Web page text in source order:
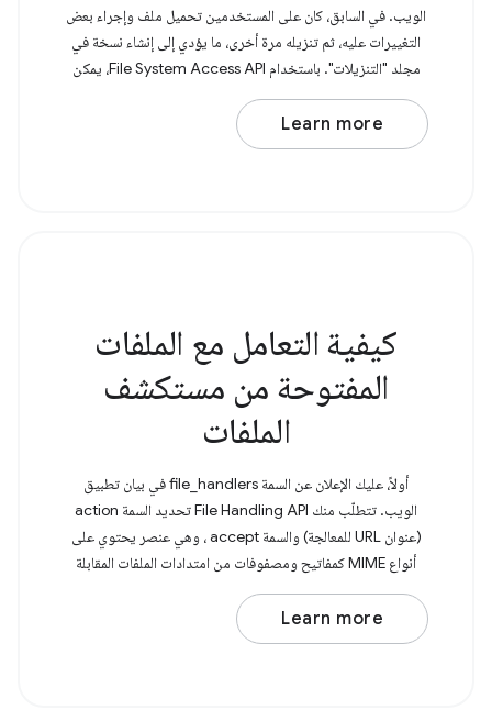
الويب. في السابق، كان على المستخدمين تحميل ملف وإجراء بعض
التغييرات عليه، ثم تنزيله مرة أخرى، ما يؤدي إلى إنشاء نسخة في
مجلد "التنزيلات". باستخدام File System Access API، يمكن
Learn more
كيفية التعامل مع الملفات
المفتوحة من مستكشف
الملفات
أولاً، عليك الإعلان عن السمة file_handlers في بيان تطبيق
الويب. تتطلّب منك File Handling API تحديد السمة action
(عنوان URL للمعالجة) والسمة accept ، وهي عنصر يحتوي على
أنواع MIME كمفاتيح ومصفوفات من امتدادات الملفات المقابلة
بشكل خاص. بعد ذلك، عليك
Learn more